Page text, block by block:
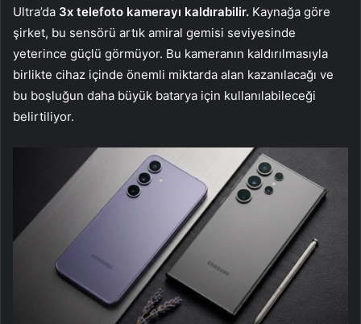
Ultra’da 3x telefoto kamerayı kaldırabilir. Kaynağa göre
şirket, bu sensörü artık amiral gemisi seviyesinde
yeterince güçlü görmüyor. Bu kameranın kaldırılmasıyla
birlikte cihaz içinde önemli miktarda alan kazanılacağı ve
bu boşluğun daha büyük batarya için kullanılabileceği
belirtiliyor.